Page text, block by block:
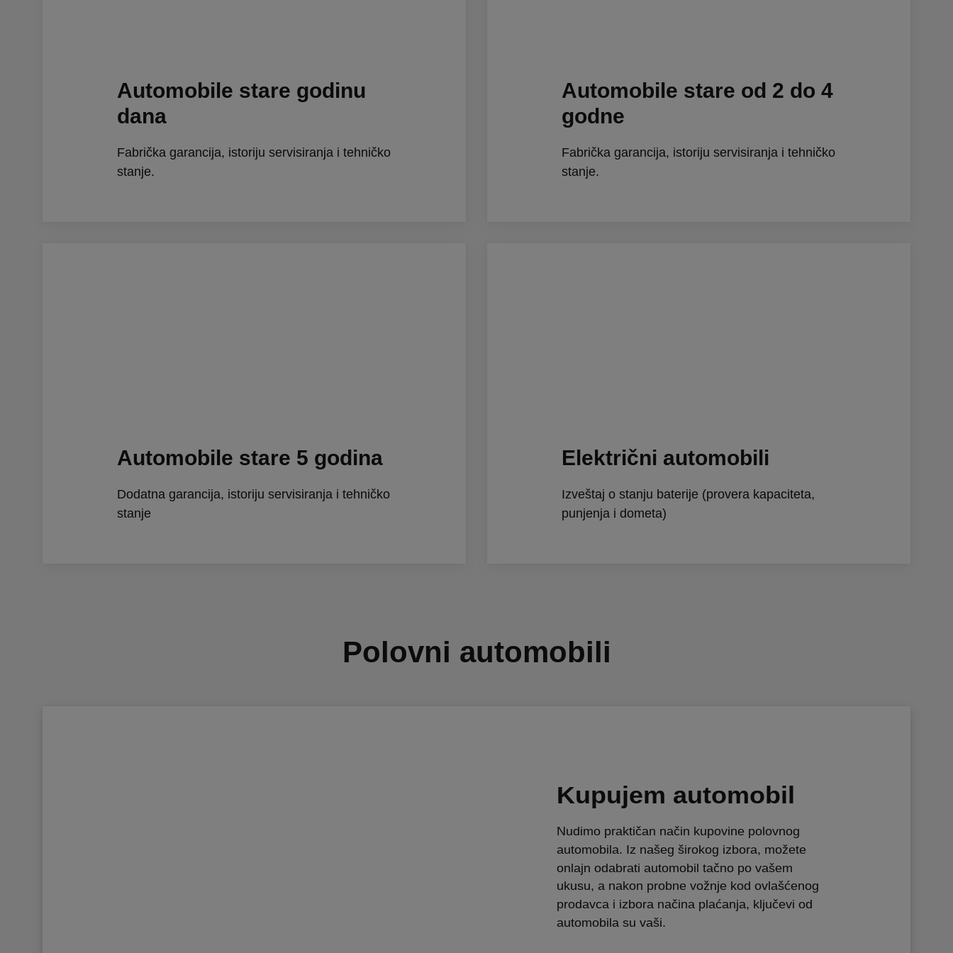
Automobile stare godinu
dana
Fabrička garancija, istoriju servisiranja i tehničko
stanje.
Automobile stare od 2 do 4
godne
Fabrička garancija, istoriju servisiranja i tehničko
stanje.
Automobile stare 5 godina
Dodatna garancija, istoriju servisiranja i tehničko
stanje
Električni automobili
Izveštaj o stanju baterije (provera kapaciteta,
punjenja i dometa)
Polovni automobili
Kupujem automobil
Nudimo praktičan način kupovine polovnog
automobila. Iz našeg širokog izbora, možete
onlajn odabrati automobil tačno po vašem
ukusu, a nakon probne vožnje kod ovlašćenog
prodavca i izbora načina plaćanja, ključevi od
automobila su vaši.